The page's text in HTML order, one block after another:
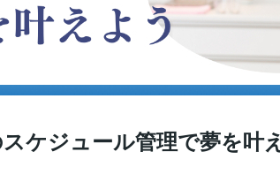
ケジュール管理で夢を叶